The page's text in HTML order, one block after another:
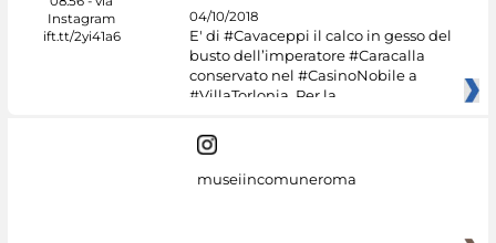
04/10/2018
E' di #Cavaceppi il calco in gesso del
busto dell’imperatore #Caracalla
conservato nel #CasinoNobile a
#VillaTorlonia. Per la
museiincomuneroma